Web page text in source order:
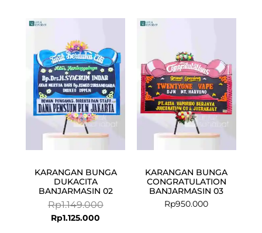
KARANGAN BUNGA
DUKACITA
BANJARMASIN 02
Rp1.149.000
was:
Rp1.149.000.
Rp1.125.000
is:
Rp1.125.000.
KARANGAN BUNGA
CONGRATULATION
BANJARMASIN 03
Rp950.000